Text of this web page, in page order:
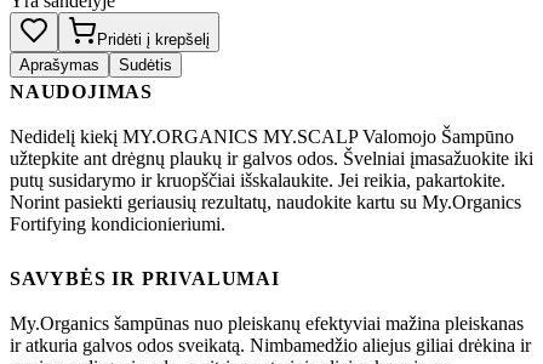
Pridėti į krepšelį
Aprašymas
Sudėtis
NAUDOJIMAS
Nedidelį kiekį MY.ORGANICS MY.SCALP Valomojo Šampūno
užtepkite ant drėgnų plaukų ir galvos odos. Švelniai įmasažuokite iki
putų susidarymo ir kruopščiai išskalaukite. Jei reikia, pakartokite.
Norint pasiekti geriausių rezultatų, naudokite kartu su My.Organics
Fortifying kondicionieriumi.
SAVYBĖS IR PRIVALUMAI
My.Organics šampūnas nuo pleiskanų efektyviai mažina pleiskanas
ir atkuria galvos odos sveikatą. Nimbamedžio aliejus giliai drėkina ir